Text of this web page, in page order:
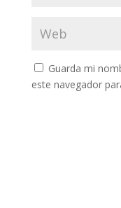
Guarda mi
este navegador